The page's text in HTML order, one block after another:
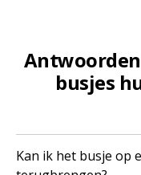
busjes
Kan ik het busje op